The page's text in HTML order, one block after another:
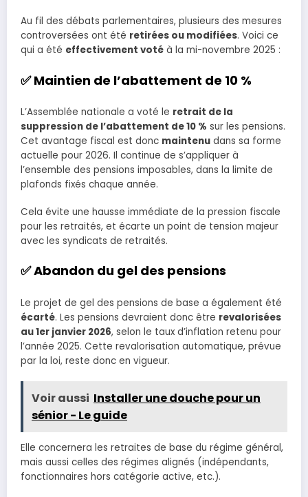
Au fil des débats parlementaires, plusieurs des mesures
controversées ont été retirées ou modifiées. Voici ce
qui a été effectivement voté à la mi-novembre 2025 :
✅ Maintien de l’abattement de 10 %
L’Assemblée nationale a voté le retrait de la
suppression de l’abattement de 10 % sur les pensions.
Cet avantage fiscal est donc maintenu dans sa forme
actuelle pour 2026. Il continue de s’appliquer à
l’ensemble des pensions imposables, dans la limite de
plafonds fixés chaque année.
Cela évite une hausse immédiate de la pression fiscale
pour les retraités, et écarte un point de tension majeur
avec les syndicats de retraités.
✅ Abandon du gel des pensions
Le projet de gel des pensions de base a également été
écarté. Les pensions devraient donc être revalorisées
au 1er janvier 2026, selon le taux d’inflation retenu pour
l’année 2025. Cette revalorisation automatique, prévue
par la loi, reste donc en vigueur.
Voir aussi Installer une douche pour un
sénior - Le guide
Elle concernera les retraites de base du régime général,
mais aussi celles des régimes alignés (indépendants,
fonctionnaires hors catégorie active, etc.).